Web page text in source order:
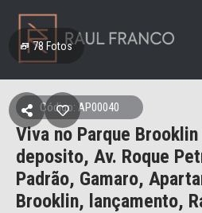
78 Fotos
Código: AP00040
Viva no Parque
deposito, Av. Roque
Padrão, Gamaro,
Brooklin, lançamento,